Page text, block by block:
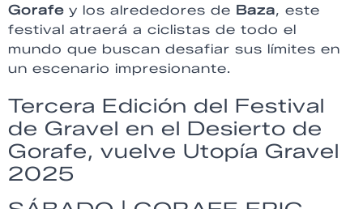
Gorafe y los alrededores de Baza, este
festival atraerá a ciclistas de todo el
mundo que buscan desafiar sus límites en
un escenario impresionante.
Tercera Edición del Festival
de Gravel en el Desierto de
Gorafe, vuelve Utopía Gravel
2025